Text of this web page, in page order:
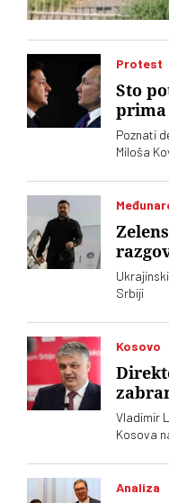
Protest
Sto
prima
Poznati
Miloša
Ukrajine
Srbiji
Kosovo
Vladimir
Kosova
Analiza